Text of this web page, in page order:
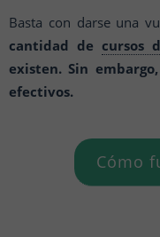
Basta con darse una
cantidad de cursos
existen. Sin
efectivos.
Cómo